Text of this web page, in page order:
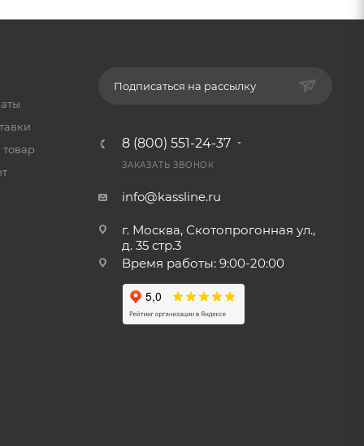
товар
Подписаться на рассылку
8 (800) 551-24-37
ЗАКАЗАТЬ ЗВОНОК
info@kassline.ru
г. Москва, Скотопрогонная ул.,
д. 35 стр.3
Время работы: 9:00-20:00